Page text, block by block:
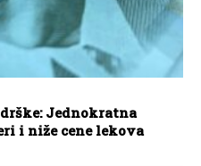
Jednokratna
i niže cene lekova